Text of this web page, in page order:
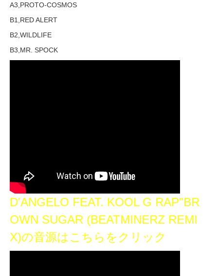
A3,PROTO-COSMOS
B1,RED ALERT
B2,WILDLIFE
B3,MR. SPOCK
D'ANGELO FEAT. KOOL G RAP"BR
OWN SUGAR (BEATMINERZ REMI
X)の音源はこちらをクリック